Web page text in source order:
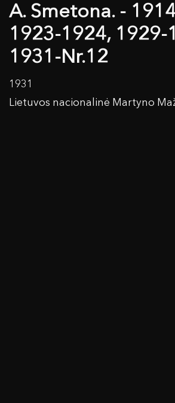
A. Smetona. -
1923-1924, 1929-
1931-Nr.12
1931
Lietuvos nacionalinė Martyno